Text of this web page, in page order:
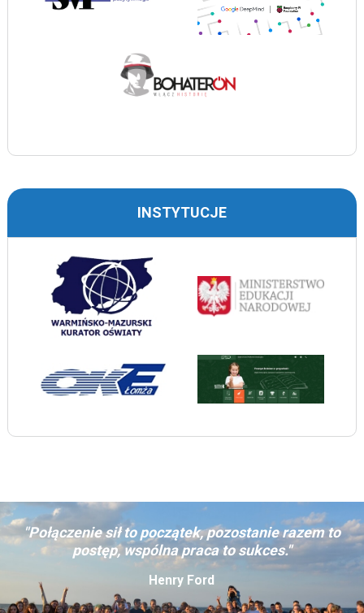
INSTYTUCJE
"Połączenie sił to początek, pozostanie razem to
postęp, wspólna praca to sukces."
Henry Ford